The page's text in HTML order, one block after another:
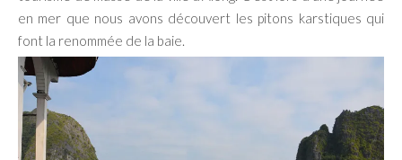
en mer que nous avons découvert les pitons karstiques qui
font la renommée de la baie.